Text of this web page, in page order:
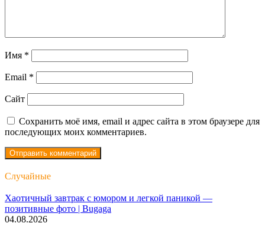
Имя *
Email *
Сайт
Сохранить моё имя, email и адрес сайта в этом браузере для
последующих моих комментариев.
Случайные
Хаотичный завтрак с юмором и легкой паникой —
позитивные фото | Bugaga
04.08.2026